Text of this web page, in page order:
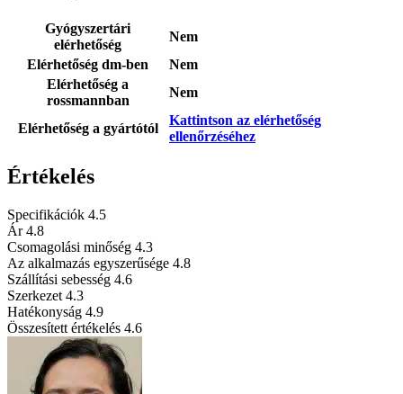
Gyógyszertári
elérhetőség
Nem
Elérhetőség dm-ben
Nem
Elérhetőség a
rossmannban
Nem
Elérhetőség a gyártótól
Kattintson az elérhetőség
ellenőrzéséhez
Értékelés
Specifikációk 4.5
Ár 4.8
Csomagolási minőség 4.3
Az alkalmazás egyszerűsége 4.8
Szállítási sebesség 4.6
Szerkezet 4.3
Hatékonyság 4.9
Összesített értékelés 4.6